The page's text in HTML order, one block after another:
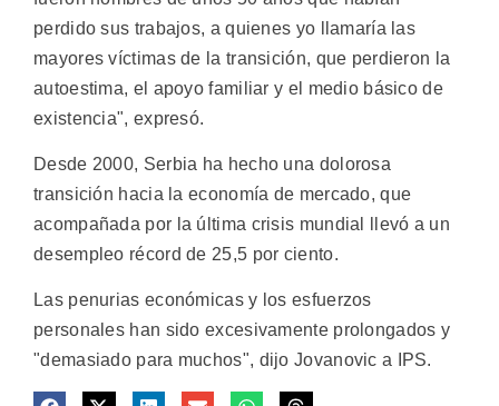
perdido sus trabajos, a quienes yo llamaría las
mayores víctimas de la transición, que perdieron la
autoestima, el apoyo familiar y el medio básico de
existencia", expresó.
Desde 2000, Serbia ha hecho una dolorosa
transición hacia la economía de mercado, que
acompañada por la última crisis mundial llevó a un
desempleo récord de 25,5 por ciento.
Las penurias económicas y los esfuerzos
personales han sido excesivamente prolongados y
"demasiado para muchos", dijo Jovanovic a IPS.